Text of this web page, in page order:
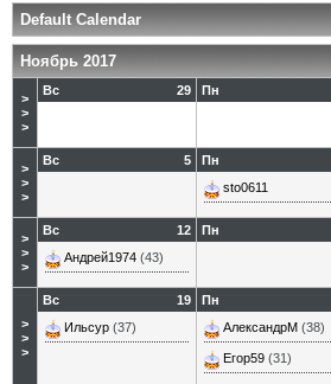
Default Calendar
Ноябрь 2017
>
>
>
29
Вс Пн
>
>
>
5
Вс
Пн
sto0611
>
>
>
12
Вс
Андрей1974 (43)
Пн
>
>
>
19
Вс
Ильсур (37)
Пн
АлександрМ (38)
Егор59 (31)